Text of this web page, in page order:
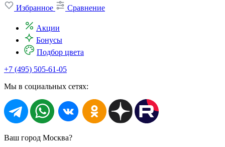
Избранное
Сравнение
Акции
Бонусы
Подбор цвета
+7 (495) 505-61-05
Мы в социальных сетях:
Ваш город Москва?